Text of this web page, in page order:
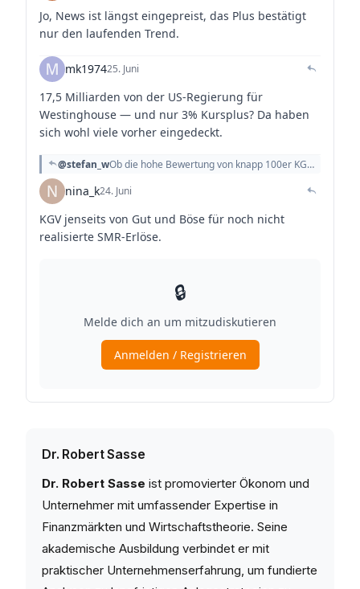
Dr. Robert Sasse
Dr. Robert Sasse ist promovierter Ökonom und
Unternehmer mit umfassender Expertise in
Finanzmärkten und Wirtschaftstheorie. Seine
akademische Ausbildung verbindet er mit
praktischer Unternehmenserfahrung, um fundierte